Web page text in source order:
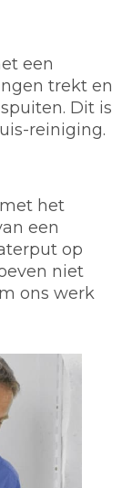
een
trekt en
Dit is
reiniging.
het
een
op
niet
ons werk